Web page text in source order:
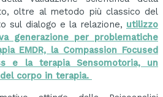
oltre al metodo più classico del
sul dialogo e la relazione, utilizzo
generazione per problematiche
EMDR, la Compassion Focused
e la terapia Sensomotoria, un
corpo in terapia.